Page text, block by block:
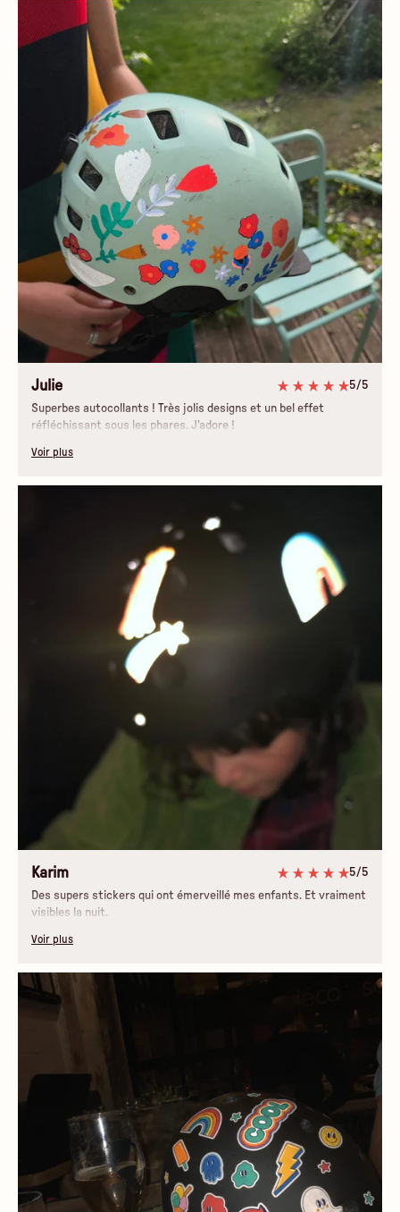
Julie
5/5
Superbes autocollants ! Très jolis designs et un bel effet
réfléchissant sous les phares. J’adore !
Voir plus
Karim
5/5
Des supers stickers qui ont émerveillé mes enfants. Et vraiment
visibles la nuit.
Voir plus